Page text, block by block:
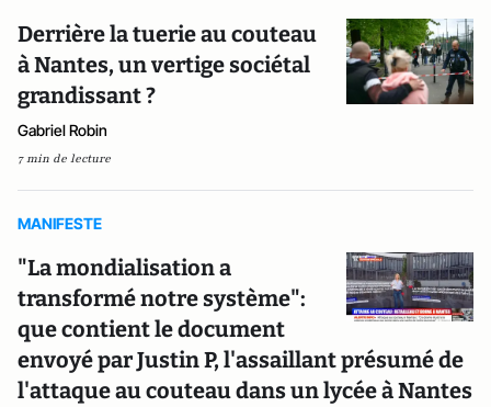
Derrière la tuerie au couteau
à Nantes, un vertige sociétal
grandissant ?
Gabriel Robin
7 min de lecture
MANIFESTE
"La mondialisation a
transformé notre système":
que contient le document
envoyé par Justin P, l'assaillant présumé de
l'attaque au couteau dans un lycée à Nantes